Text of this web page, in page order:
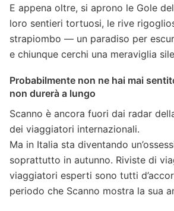
E appena oltre, si aprono le Gole
loro sentieri tortuosi, le rive
strapiombo — un paradiso per
e chiunque cerchi una meraviglia
Probabilmente non ne hai mai
non durerà a lungo
Scanno è ancora fuori dai radar
dei viaggiatori internazionali.
Ma in Italia sta diventando
soprattutto in autunno. Riviste di
viaggiatori esperti sono tutti
periodo che Scanno mostra la sua